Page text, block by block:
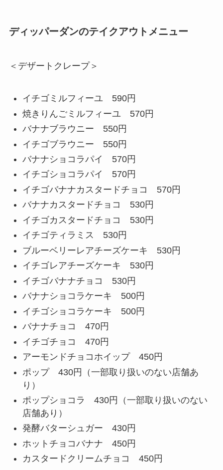
ディッパーダンのテイクアウトメニュー
＜デザートクレープ＞
イチゴミルフィーユ 590円
焼きりんごミルフィーユ 570円
バナナブラウニー 550円
イチゴブラウニー 550円
バナナショコラパイ 570円
イチゴショコラパイ 570円
イチゴバナナカスタードチョコ 570円
バナナカスタードチョコ 530円
イチゴカスタードチョコ 530円
イチゴティラミス 530円
ブルーベリーレアチーズケーキ 530円
イチゴレアチーズケーキ 530円
イチゴバナナチョコ 530円
バナナショコラケーキ 500円
イチゴショコラケーキ 500円
バナナチョコ 470円
イチゴチョコ 470円
アーモンドチョコホイップ 450円
ポップ 430円（一部取り扱いのない店舗あ
り）
ポップショコラ 430円（一部取り扱いのない
店舗あり）
発酵バターシュガー 430円
ホットチョコバナナ 450円
カスタードクリームチョコ 450円